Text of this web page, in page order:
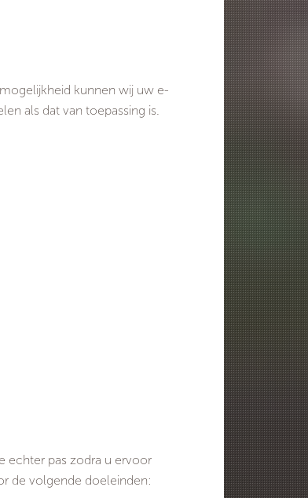
kunnen wij uw e-
als dat van toepassing is.
echter pas zodra u ervoor
de volgende doeleinden: